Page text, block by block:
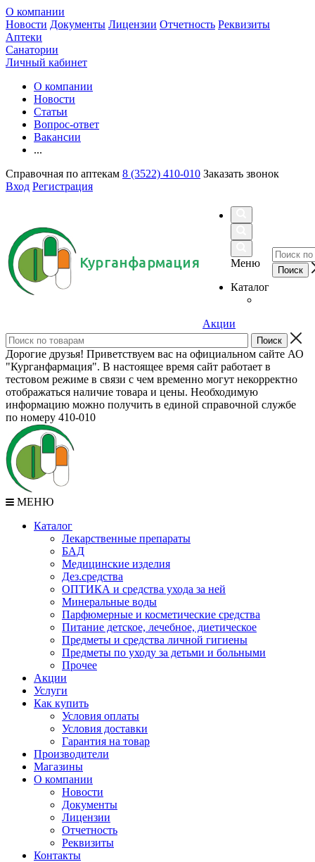
О компании
Новости Документы Лицензии Отчетность Реквизиты
Аптеки
Санатории
Личный кабинет
О компании
Новости
Статьи
Вопрос-ответ
Вакансии
...
Справочная по аптекам 8 (3522) 410-010 Заказать звонок
Вход Регистрация
Курганфармация
Меню
Каталог
Акции
Дорогие друзья! Приветствуем вас на официальном сайте АО
"Курганфармация". В настоящее время сайт работает в
тестовом режиме в связи с чем временно могут некорректно
отображаться наличие товара и цены. Необходимую
информацию можно получить в единой справочной службе
по номеру 410-010
МЕНЮ
Каталог
Лекарственные препараты
БАД
Медицинские изделия
Дез.средства
ОПТИКА и средства ухода за ней
Минеральные воды
Парфюмерные и косметические средства
Питание детское, лечебное, диетическое
Предметы и средства личной гигиены
Предметы по уходу за детьми и больными
Прочее
Акции
Услуги
Как купить
Условия оплаты
Условия доставки
Гарантия на товар
Производители
Магазины
О компании
Новости
Документы
Лицензии
Отчетность
Реквизиты
Контакты